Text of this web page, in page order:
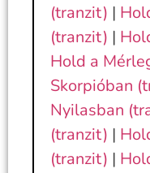
(tranzit) |
(tranzit) |
Hold a
Skorpióban
Nyilasban
(tranzit) |
(tranzit) |